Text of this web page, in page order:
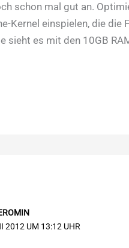
schon mal gut an.
Kernel einspielen, die die
sieht es mit den 10GB
2012 UM 13:12 UHR